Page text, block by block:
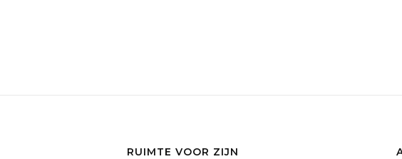
RUIMTE VOOR ZIJN